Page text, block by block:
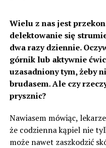
Wielu z nas jest
delektowanie się
dwa razy dziennie.
górnik lub aktywnie
uzasadniony tym, żeby
brudasem. Ale czy
prysznic?
Nawiasem mówiąc,
że codzienna kąpiel nie
może nawet zaszkodzić